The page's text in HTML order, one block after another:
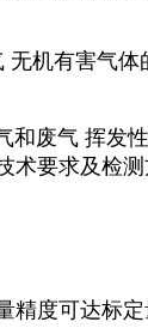
无机有害气
和废气 挥发
术要求及检
精度可达标定